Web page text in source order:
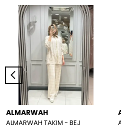
ALMARWAH
ALMARWAH TAKIM - BEJ